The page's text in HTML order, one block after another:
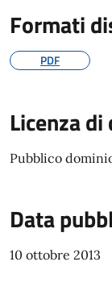
Formati
PDF
Licenza
Pubblico
Data
10 ottobre 2013